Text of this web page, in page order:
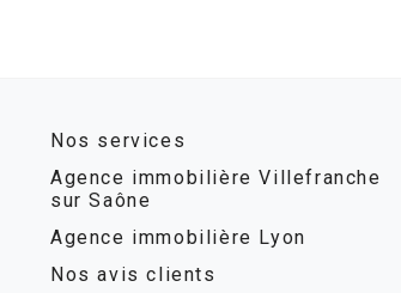
Nos services
Agence immobilière Villefranche
sur Saône
Agence immobilière Lyon
Nos avis clients